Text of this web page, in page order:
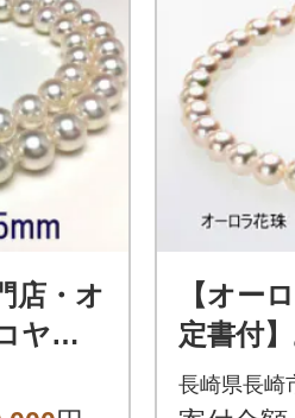
店・オ
ヤ真
ピア
【オー
定書付
(7.5-
長崎県長崎